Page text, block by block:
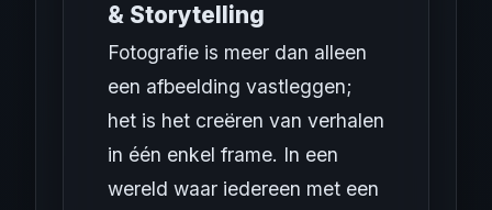
& Storytelling
Fotografie is meer dan alleen
een afbeelding vastleggen;
het is het creëren van verhalen
in één enkel frame. In een
wereld waar iedereen met een